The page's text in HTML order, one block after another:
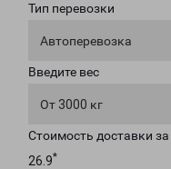
Тип перевозки
Автоперевозка
Введите вес
От 3000 кг
Стоимость доставки
26.9*